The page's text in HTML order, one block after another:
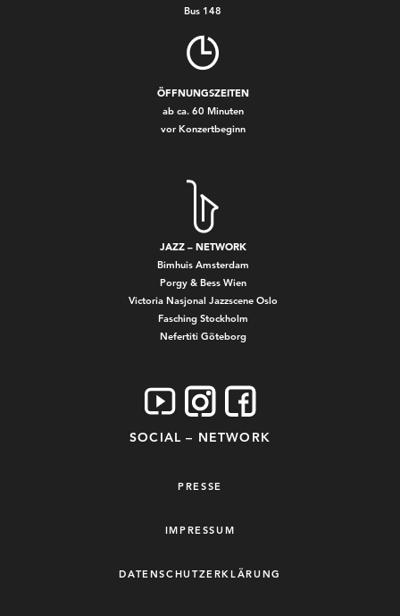
Bus 148
ÖFFNUNGSZEITEN
ab ca. 60 Minuten
vor Konzertbeginn
JAZZ – NETWORK
Bimhuis Amsterdam
Porgy & Bess Wien
Victoria Nasjonal Jazzscene Oslo
Fasching Stockholm
Nefertiti Göteborg
SOCIAL – NETWORK
PRESSE
IMPRESSUM
DATENSCHUTZERKLÄRUNG